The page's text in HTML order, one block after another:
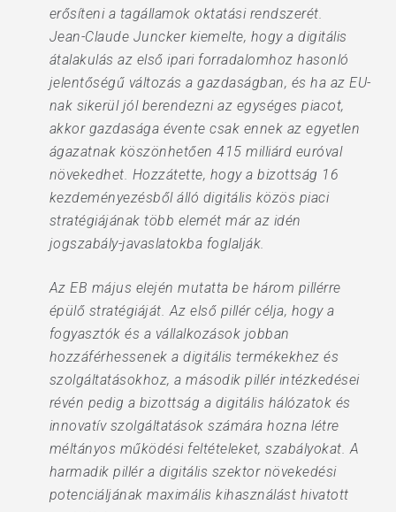
erősíteni a tagállamok oktatási rendszerét.
Jean-Claude Juncker kiemelte, hogy a digitális
átalakulás az első ipari forradalomhoz hasonló
jelentőségű változás a gazdaságban, és ha az EU-
nak sikerül jól berendezni az egységes piacot,
akkor gazdasága évente csak ennek az egyetlen
ágazatnak köszönhetően 415 milliárd euróval
növekedhet. Hozzátette, hogy a bizottság 16
kezdeményezésből álló digitális közös piaci
stratégiájának több elemét már az idén
jogszabály-javaslatokba foglalják.
Az EB május elején mutatta be három pillérre
épülő stratégiáját. Az első pillér célja, hogy a
fogyasztók és a vállalkozások jobban
hozzáférhessenek a digitális termékekhez és
szolgáltatásokhoz, a második pillér intézkedései
révén pedig a bizottság a digitális hálózatok és
innovatív szolgáltatások számára hozna létre
méltányos működési feltételeket, szabályokat. A
harmadik pillér a digitális szektor növekedési
potenciáljának maximális kihasználást hivatott